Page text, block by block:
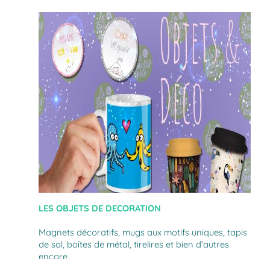
LES OBJETS DE DECORATION
Magnets décoratifs, mugs aux motifs uniques, tapis
de sol, boîtes de métal, tirelires et bien d’autres
encore.